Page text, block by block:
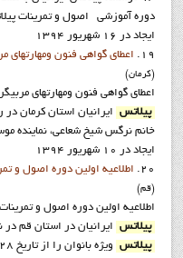
دوره آموزشي اصول و تمرينات
ایجاد در 16 شهریور 1394
19.
اعطای گواهی فنون ومهارتهای
(کرمان)
اعطای گواهی فنون ومهارتهای
پیلاتس
ایرانیان استان کرمان
خانم نرگس شیخ شعاعی، نماینده
ایجاد در 10 شهریور 1394
20.
اطلاعيه اولين دوره اصول و
(قم)
اطلاعيه اولين دوره اصول و
پیلاتس
ایرانیان در استان قم در
پیلاتس
ویژه بانوان را از تاریخ 28 لغایت 30 مرداد ماه به مدت ۳ ...